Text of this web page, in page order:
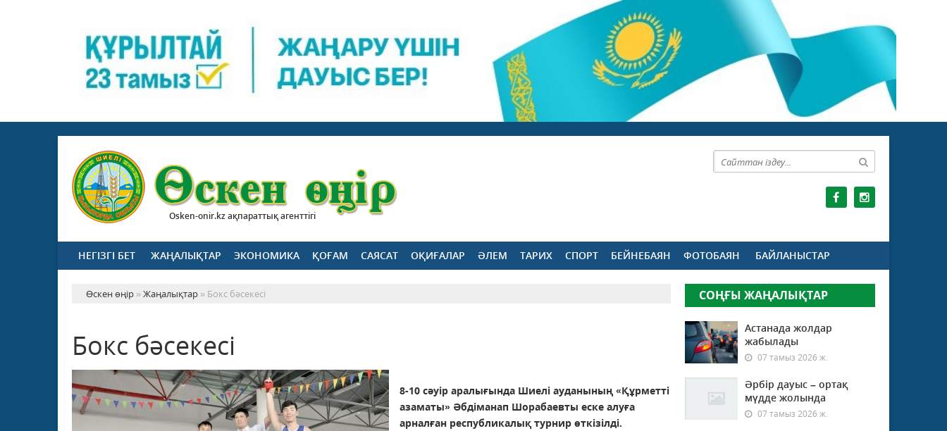
Osken-onir.kz ақпараттық агенттігі
НЕГІЗГІ БЕТ ЖАҢАЛЫҚТАР ЭКОНОМИКА ҚОҒАМ САЯСАТ ОҚИҒАЛАР ӘЛЕМ ТАРИХ СПОРТ БЕЙНЕБАЯН ФОТОБАЯН БАЙЛАНЫСТАР
Өскен өңір »Жаңалықтар » Бокс бәсекесі
Бокс бәсекесі
8-10 сәуір аралығында Шиелі ауданының «Құрметті
азаматы» Әбдіманап Шорабаевты еске алуға
арналған республикалық турнир өткізілді.
СОҢҒЫ ЖАҢАЛЫҚТАР
Астанада жолдар
жабылады
07 тамыз 2026 ж.
Әрбір дауыс – ортақ
мүдде жолында
07 тамыз 2026 ж.